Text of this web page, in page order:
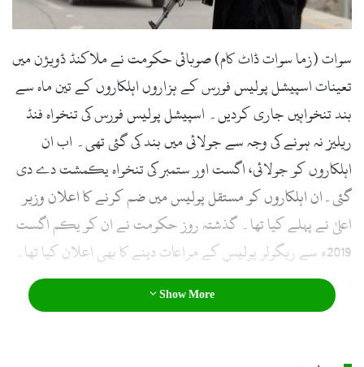
سوات (زما سوات ڈاٹ کام) صوبائی حکومت نے ملاکنڈ ڈویژن میں
تعینات اسپیشل پولیس فورس کے ہزاروں اہلکاروں کے تین ماہ سے
بند تنخواہیں جاری کردیں۔ اسپیشل پولیس فورس کی تنخواہ فنڈ
ریلیز نہ ہونے کی وجہ سے جولائی میں بند کی گئی تھی۔ اب ان
اہلکاروں کو جولائی، اگست اور ستمبر کی تنخواہ یکمشت دے دی
گئی۔ان اہلکاروں کو مستقل پولیس میں ضم کرنے کا اعلان وزیر
اعلیٰ نے پہلے کیا تھا۔ گذشتہ روز حکومت نے ان کو یکم اگست
2019ء سے ریگولر پولیس کے مراعات دینے کا بھی اعلان کیا تھا۔
Show More